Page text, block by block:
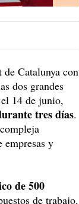
Catalunya con
dos grandes
14 de junio,
tres días.
y
de 500
de trabajo.